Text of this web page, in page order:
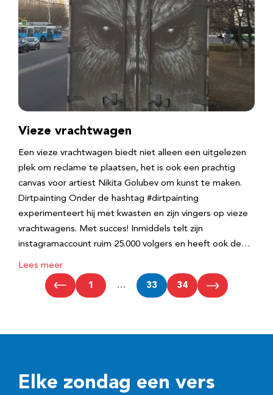
Vieze vrachtwagen
Een vieze vrachtwagen biedt niet alleen een uitgelezen
plek om reclame te plaatsen, het is ook een prachtig
canvas voor artiest Nikita Golubev om kunst te maken.
Dirtpainting Onder de hashtag #dirtpainting
experimenteert hij met kwasten en zijn vingers op vieze
vrachtwagens. Met succes! Inmiddels telt zijn
instagramaccount ruim 25.000 volgers en heeft ook de…
Lees meer
1 … 33 34
Elke zondag een vers